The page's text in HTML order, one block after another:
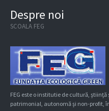
Despre noi
SCOALA FEG
FEG este o institutie de cultură,
patrimonial, autonomă şi non-profit,